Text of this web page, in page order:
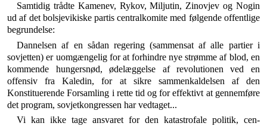
Samtidig trådte Kamenev, Rykov, Miljutin, Zinovjev og Nogin
ud af det bolsjevikiske partis centralkomite med følgende offentlige
begrundelse:
Dannelsen af en sådan regering (sammensat af alle partier i
sovjetten) er uomgængelig for at forhindre nye strømme af blod, en
kommende hungersnød, ødelæggelse af revolutionen ved en
offensiv fra Kaledin, for at sikre sammenkaldelsen af den
Konstituerende Forsamling i rette tid og for effektivt at gennemføre
det program, sovjetkongressen har vedtaget...
Vi kan ikke tage ansvaret for den katastrofale politik, cen­